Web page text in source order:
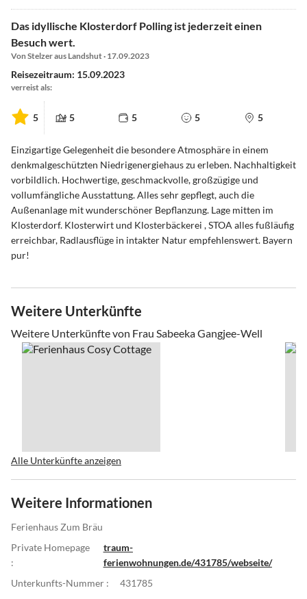
Das idyllische Klosterdorf Polling ist jederzeit einen
Besuch wert.
Von Stelzer aus Landshut · 17.09.2023
Reisezeitraum: 15.09.2023
verreist als:
5 5 5 5 5
Einzigartige Gelegenheit die besondere Atmosphäre in einem
denkmalgeschützten Niedrigenergiehaus zu erleben. Nachhaltigkeit
vorbildlich. Hochwertige, geschmackvolle, großzügige und
vollumfängliche Ausstattung. Alles sehr gepflegt, auch die
Außenanlage mit wunderschöner Bepflanzung. Lage mitten im
Klosterdorf. Klosterwirt und Klosterbäckerei , STOA alles fußläufig
erreichbar, Radlausflüge in intakter Natur empfehlenswert. Bayern
pur!
Weitere Unterkünfte
Weitere Unterkünfte von Frau Sabeeka Gangjee-Well
Alle Unterkünfte anzeigen
Weitere Informationen
Ferienhaus Zum Bräu
Private Homepage
:
traum-
ferienwohnungen.de/431785/webseite/
Unterkunfts-Nummer :
431785